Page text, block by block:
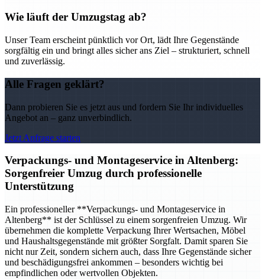
Wie läuft der Umzugstag ab?
Unser Team erscheint pünktlich vor Ort, lädt Ihre Gegenstände
sorgfältig ein und bringt alles sicher ans Ziel – strukturiert, schnell
und zuverlässig.
Alle Fragen geklärt?
Dann probieren Sie es jetzt aus und fordern Sie Ihr individuelles
Angebot an – ganz unverbindlich.
Jetzt Anfrage starten
Verpackungs- und Montageservice in Altenberg:
Sorgenfreier Umzug durch professionelle
Unterstützung
Ein professioneller **Verpackungs- und Montageservice in
Altenberg** ist der Schlüssel zu einem sorgenfreien Umzug. Wir
übernehmen die komplette Verpackung Ihrer Wertsachen, Möbel
und Haushaltsgegenstände mit größter Sorgfalt. Damit sparen Sie
nicht nur Zeit, sondern sichern auch, dass Ihre Gegenstände sicher
und beschädigungsfrei ankommen – besonders wichtig bei
empfindlichen oder wertvollen Objekten.